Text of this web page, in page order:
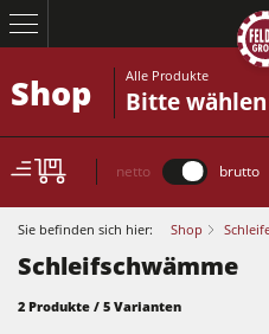
Kreissägen und
Shop Alle Produkte
Bitte wählen
netto brutto
Sie befinden sich hier: Shop
Schleifschwämme
2 Produkte / 5 Varianten